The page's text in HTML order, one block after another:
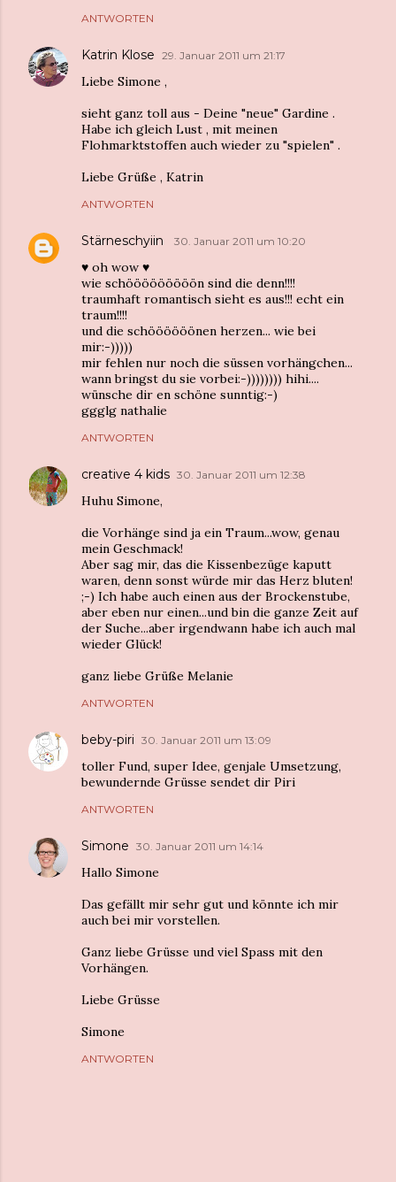
ANTWORTEN
Katrin Klose 29. Januar 2011 um 21:17
Liebe Simone ,
sieht ganz toll aus - Deine "neue" Gardine .
Habe ich gleich Lust , mit meinen
Flohmarktstoffen auch wieder zu "spielen" .
Liebe Grüße , Katrin
ANTWORTEN
Stärneschyiin 30. Januar 2011 um 10:20
♥ oh wow ♥
wie schööööööööön sind die denn!!!!
traumhaft romantisch sieht es aus!!! echt ein
traum!!!!
und die schöööööönen herzen... wie bei
mir:-)))))
mir fehlen nur noch die süssen vorhängchen...
wann bringst du sie vorbei:-)))))))) hihi....
wünsche dir en schöne sunntig:-)
ggglg nathalie
ANTWORTEN
creative 4 kids 30. Januar 2011 um 12:38
Huhu Simone,
die Vorhänge sind ja ein Traum...wow, genau
mein Geschmack!
Aber sag mir, das die Kissenbezüge kaputt
waren, denn sonst würde mir das Herz bluten!
;-) Ich habe auch einen aus der Brockenstube,
aber eben nur einen...und bin die ganze Zeit auf
der Suche...aber irgendwann habe ich auch mal
wieder Glück!
ganz liebe Grüße Melanie
ANTWORTEN
beby-piri 30. Januar 2011 um 13:09
toller Fund, super Idee, genjale Umsetzung,
bewundernde Grüsse sendet dir Piri
ANTWORTEN
Simone 30. Januar 2011 um 14:14
Hallo Simone
Das gefällt mir sehr gut und könnte ich mir
auch bei mir vorstellen.
Ganz liebe Grüsse und viel Spass mit den
Vorhängen.
Liebe Grüsse
Simone
ANTWORTEN